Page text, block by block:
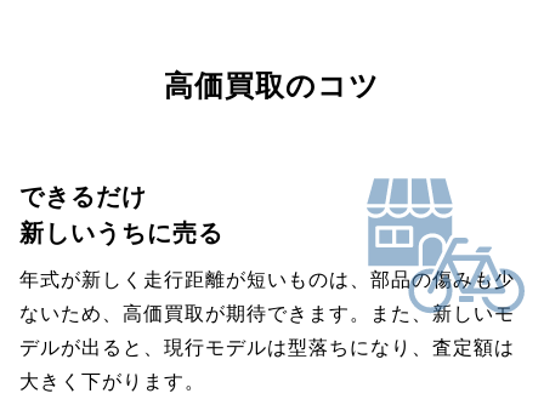
高価買取のコツ
できるだけ
新しいうちに売る
年式が新しく走行距離が短いものは、部品の傷みも少
ないため、高価買取が期待できます。また、新しいモ
デルが出ると、現行モデルは型落ちになり、査定額は
大きく下がります。